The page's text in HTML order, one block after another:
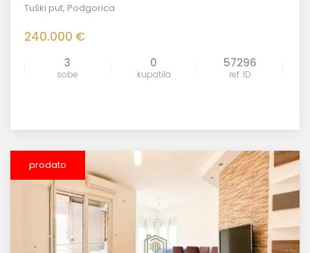
Tuški put, Podgorica
240.000 €
3
sobe
0
kupatila
57296
ref. ID
prodato